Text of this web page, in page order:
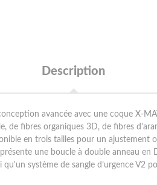
Description
avancée avec une coque X-
de fibres organiques 3D, de fibres
en trois tailles pour un ajustement
une boucle à double anneau en
système de sangle d’urgence V2